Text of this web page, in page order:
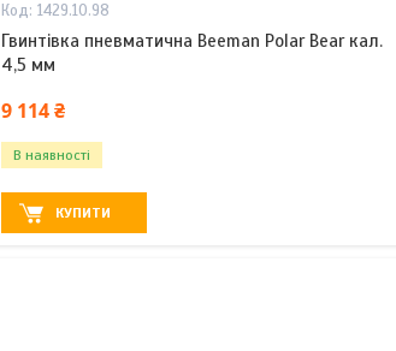
1429.10.98
Гвинтівка пневматична Beeman Polar Bear кал.
4,5 мм
9 114 ₴
В наявності
КУПИТИ